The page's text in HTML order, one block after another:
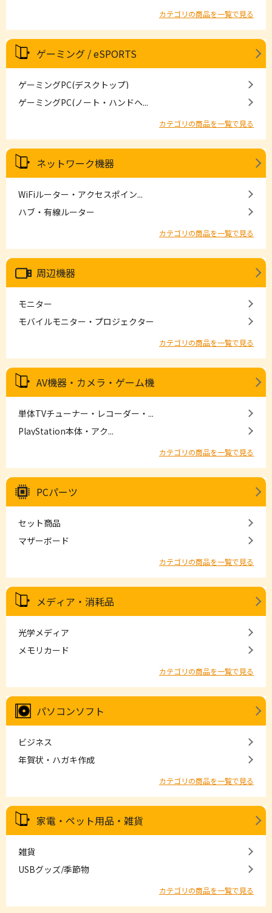
カテゴリの商品を一覧で見る
ゲーミング / eSPORTS
ゲーミングPC(デスクトップ)
ゲーミングPC(ノート・ハンドヘ...
カテゴリの商品を一覧で見る
ネットワーク機器
WiFiルーター・アクセスポイン...
ハブ・有線ルーター
カテゴリの商品を一覧で見る
周辺機器
モニター
モバイルモニター・プロジェクター
カテゴリの商品を一覧で見る
AV機器・カメラ・ゲーム機
単体TVチューナー・レコーダー・...
PlayStation本体・アク...
カテゴリの商品を一覧で見る
PCパーツ
セット商品
マザーボード
カテゴリの商品を一覧で見る
メディア・消耗品
光学メディア
メモリカード
カテゴリの商品を一覧で見る
パソコンソフト
ビジネス
年賀状・ハガキ作成
カテゴリの商品を一覧で見る
家電・ペット用品・雑貨
雑貨
USBグッズ/季節物
カテゴリの商品を一覧で見る